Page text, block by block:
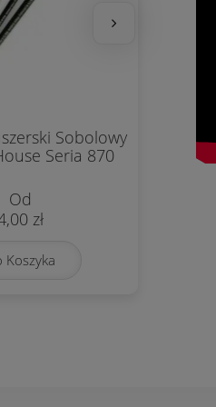
Sobolowy
Seria 870
zł
Koszyka